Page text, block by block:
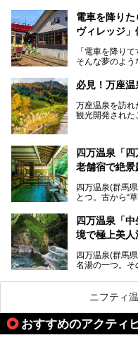
ロビーや客室
ッフェも人気
温泉にある姉妹
今回はそんな
───
提供元：アイコ
この記事は亀の
電車を降り
ヴィレッジ」
「電車を降り
そんな夢のよう
日帰り温泉の
２つのエリア
今回は、その中
魅力に焦点を
必見！万座
万座温泉を訪れ
観光開発された
も多いかもし
そこで筆者で
しみ方や周辺
また、日帰り入
すめの入浴施設
四万温泉「
老舗宿で絶
四万温泉(群馬
とつ。古から“
「四万やまぐ
り入浴も可能で
肌湯をはじめ
四万温泉「
境で極上美人
四万温泉(群馬
名湯の一つ。そ
観光客で賑わ
「中生館」は
質の良さ(特に
的存在です。今
事・客室・共有
ニフティ
おすすめのアクティ